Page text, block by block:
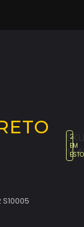
2
EM
S10005